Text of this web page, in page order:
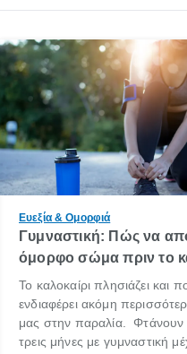
Ευεξία & Ομορφιά
Γυμναστική: Πώς να
όμορφο σώμα πριν το
Το καλοκαίρι πλησιάζει και
ενδιαφέρει ακόμη
μας στην παραλία.
τρεις μήνες με γυμναστική